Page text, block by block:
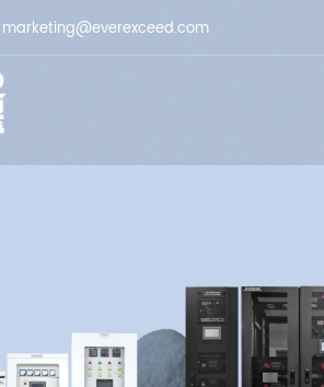
marketing@everexceed.com